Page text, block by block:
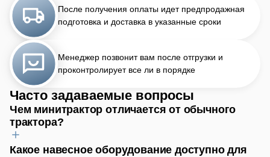
После получения оплаты идет предпродажная
подготовка и доставка в указанные сроки
Менеджер позвонит вам после отгрузки и
проконтролирует все ли в порядке
Часто задаваемые вопросы
Чем минитрактор отличается от обычного
трактора?
Минитрактор — это компактная версия полноразмерного
Какое навесное оборудование доступно для